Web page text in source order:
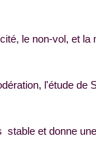
le non-vol, et la
l'étude de
et donne une